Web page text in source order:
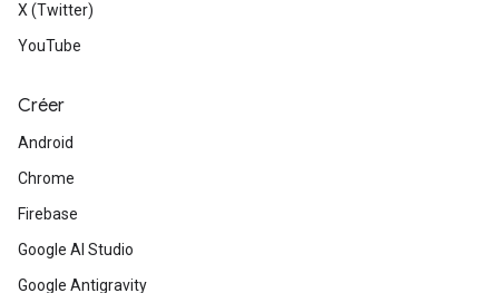
X (Twitter)
YouTube
Créer
Android
Chrome
Firebase
Google AI Studio
Google Antigravity